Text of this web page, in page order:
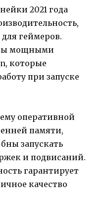
2021 года
геймеров.
мощными
которые
при запуске
оперативной
памяти,
запускать
и подвисаний.
гарантирует
качество